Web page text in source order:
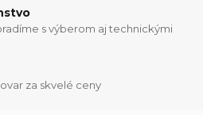
s výberom aj technickými
za skvelé ceny